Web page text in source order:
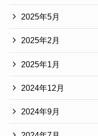
2025年5月
2025年2月
2025年1月
2024年12月
2024年9月